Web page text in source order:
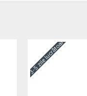
3-5 zile lucrătoare